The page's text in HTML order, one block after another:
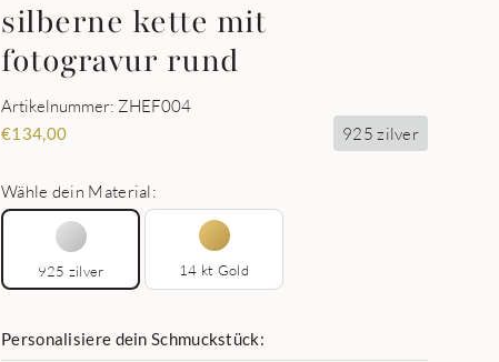
silberne kette mit
fotogravur rund
Artikelnummer: ZHEF004
€134,00 925 zilver
Wähle dein Material:
925 zilver 14 kt Gold
Personalisiere dein Schmuckstück: